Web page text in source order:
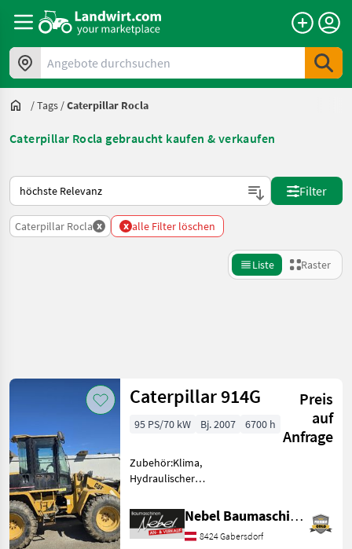
Angebote durchsuchen
/Tags /Caterpillar Rocla
Caterpillar Rocla gebraucht kaufen & verkaufen
So wird auf Landwirt.com sortiert
Filter
Caterpillar Rocla x x alle Filter löschen
Liste Raster
Kategorie 2 Land Filter
AKTUELLER
PFAD
Caterpillar
Rocla
KATEGORIE
WÄHLEN
Zurücksetzen
Ergebnisse
anzeigen
Caterpillar 914G
Preis
auf
Anfrage
95 PS/70 kW Bj. 2007 6700 h
Zubehör:Klima,
Hydraulischer
Baumaschinen Radlader
Nebel Baumaschinen
8424 Gabersdorf